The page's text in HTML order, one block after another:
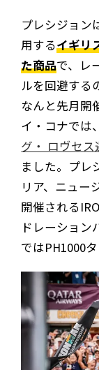
プレシジョン
用するイギリ
た商品で、レ
ルを回避する
なんと先月開
イ・コナでは
グ・ ロヴセ
ました。プレ
リア、ニュー
開催される
ドレーション
ではPH1000